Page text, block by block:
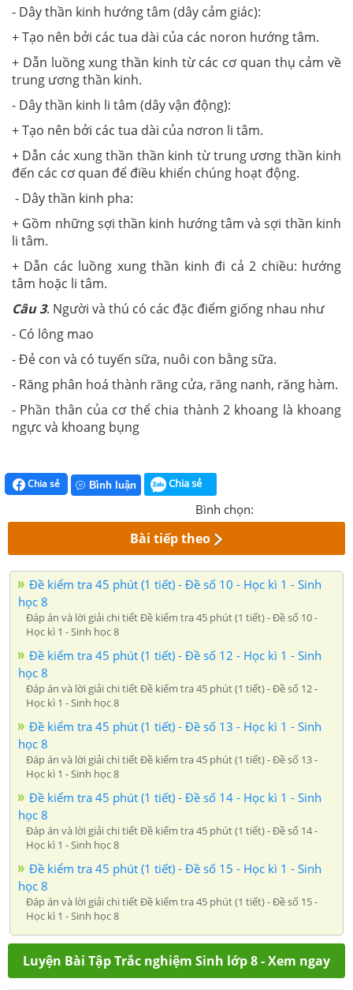
- Dây thần kinh hướng tâm (dây cảm giác):
+ Tạo nên bởi các tua dài của các noron hướng tâm.
+ Dẫn luồng xung thần kinh từ các cơ quan thụ cảm về
trung ương thần kinh.
- Dây thần kinh li tâm (dây vận động):
+ Tạo nên bởi các tua dài của nơron li tâm.
+ Dẫn các xung thần thần kinh từ trung ương thần kinh
đến các cơ quan để điều khiển chúng hoạt động.
- Dây thần kinh pha:
+ Gồm những sợi thần kinh hướng tâm và sợi thần kinh
li tâm.
+ Dẫn các luồng xung thần kinh đi cả 2 chiều: hướng
tâm hoặc li tâm.
Câu 3. Người và thú có các đặc điểm giống nhau như
- Có lông mao
- Đẻ con và có tuyến sữa, nuôi con bằng sữa.
- Răng phân hoá thành răng cửa, răng nanh, răng hàm.
- Phần thân của cơ thể chia thành 2 khoang là khoang
ngực và khoang bụng
Chia sẻ Bình luận Chia sẻ
Bình chọn:
Bài tiếp theo
Đề kiểm tra 45 phút (1 tiết) - Đề số 10 - Học kì 1 - Sinh
học 8
Đáp án và lời giải chi tiết Đề kiểm tra 45 phút (1 tiết) - Đề số 10 -
Học kì 1 - Sinh học 8
Đề kiểm tra 45 phút (1 tiết) - Đề số 12 - Học kì 1 - Sinh
học 8
Đáp án và lời giải chi tiết Đề kiểm tra 45 phút (1 tiết) - Đề số 12 -
Học kì 1 - Sinh học 8
Đề kiểm tra 45 phút (1 tiết) - Đề số 13 - Học kì 1 - Sinh
học 8
Đáp án và lời giải chi tiết Đề kiểm tra 45 phút (1 tiết) - Đề số 13 -
Học kì 1 - Sinh học 8
Đề kiểm tra 45 phút (1 tiết) - Đề số 14 - Học kì 1 - Sinh
học 8
Đáp án và lời giải chi tiết Đề kiểm tra 45 phút (1 tiết) - Đề số 14 -
Học kì 1 - Sinh học 8
Đề kiểm tra 45 phút (1 tiết) - Đề số 15 - Học kì 1 - Sinh
học 8
Đáp án và lời giải chi tiết Đề kiểm tra 45 phút (1 tiết) - Đề số 15 -
Học kì 1 - Sinh học 8
Luyện Bài Tập Trắc nghiệm Sinh lớp 8 - Xem ngay